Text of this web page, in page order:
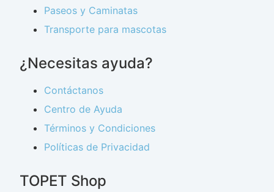
Paseos y Caminatas
Transporte para mascotas
¿Necesitas ayuda?
Contáctanos
Centro de Ayuda
Términos y Condiciones
Políticas de Privacidad
TOPET Shop